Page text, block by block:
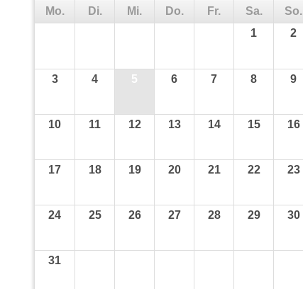
Mo. Di. Mi. Do. Fr. Sa.
So.
1
2
3 4 5 6 7 8 9
10 11 12 13 14 15 16
17 18 19 20 21 22 23
24 25 26 27 28 29 30
31